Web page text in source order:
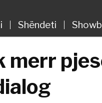
Shëndeti
merr